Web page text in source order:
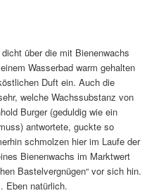
über die mit Bienenwachs
Wasserbad warm gehalten
Duft ein. Auch die
welche Wachssubstanz von
Burger (geduldig wie ein
antwortete, guckte so
schmolzen hier im Laufe der
Bienenwachs im Marktwert
Bastelvergnügen“ vor sich hin.
Eben natürlich.